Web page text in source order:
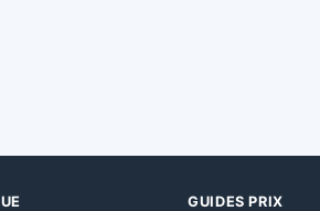
GUIDES PRIX